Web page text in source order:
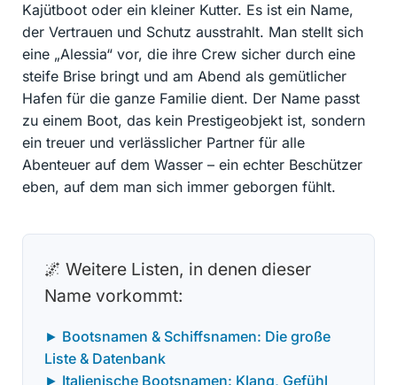
Kajütboot oder ein kleiner Kutter. Es ist ein Name,
der Vertrauen und Schutz ausstrahlt. Man stellt sich
eine „Alessia“ vor, die ihre Crew sicher durch eine
steife Brise bringt und am Abend als gemütlicher
Hafen für die ganze Familie dient. Der Name passt
zu einem Boot, das kein Prestigeobjekt ist, sondern
ein treuer und verlässlicher Partner für alle
Abenteuer auf dem Wasser – ein echter Beschützer
eben, auf dem man sich immer geborgen fühlt.
🌌 Weitere Listen, in denen dieser
Name vorkommt:
► Bootsnamen & Schiffsnamen: Die große
Liste & Datenbank
► Italienische Bootsnamen: Klang, Gefühl